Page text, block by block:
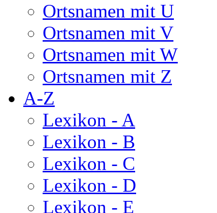
Ortsnamen mit U
Ortsnamen mit V
Ortsnamen mit W
Ortsnamen mit Z
A-Z
Lexikon - A
Lexikon - B
Lexikon - C
Lexikon - D
Lexikon - E